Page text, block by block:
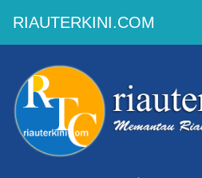
RIAUTERKINI.COM